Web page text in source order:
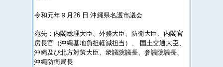
令和元年９月26 日 沖縄県名護市議会
宛先：内閣総理大臣、外務大臣、防衛大臣、内閣官
房長官（沖縄基地負担軽減担当）、 国土交通大臣、
沖縄及び北方対策大臣、衆議院議長、参議院議長、
沖縄防衛局長